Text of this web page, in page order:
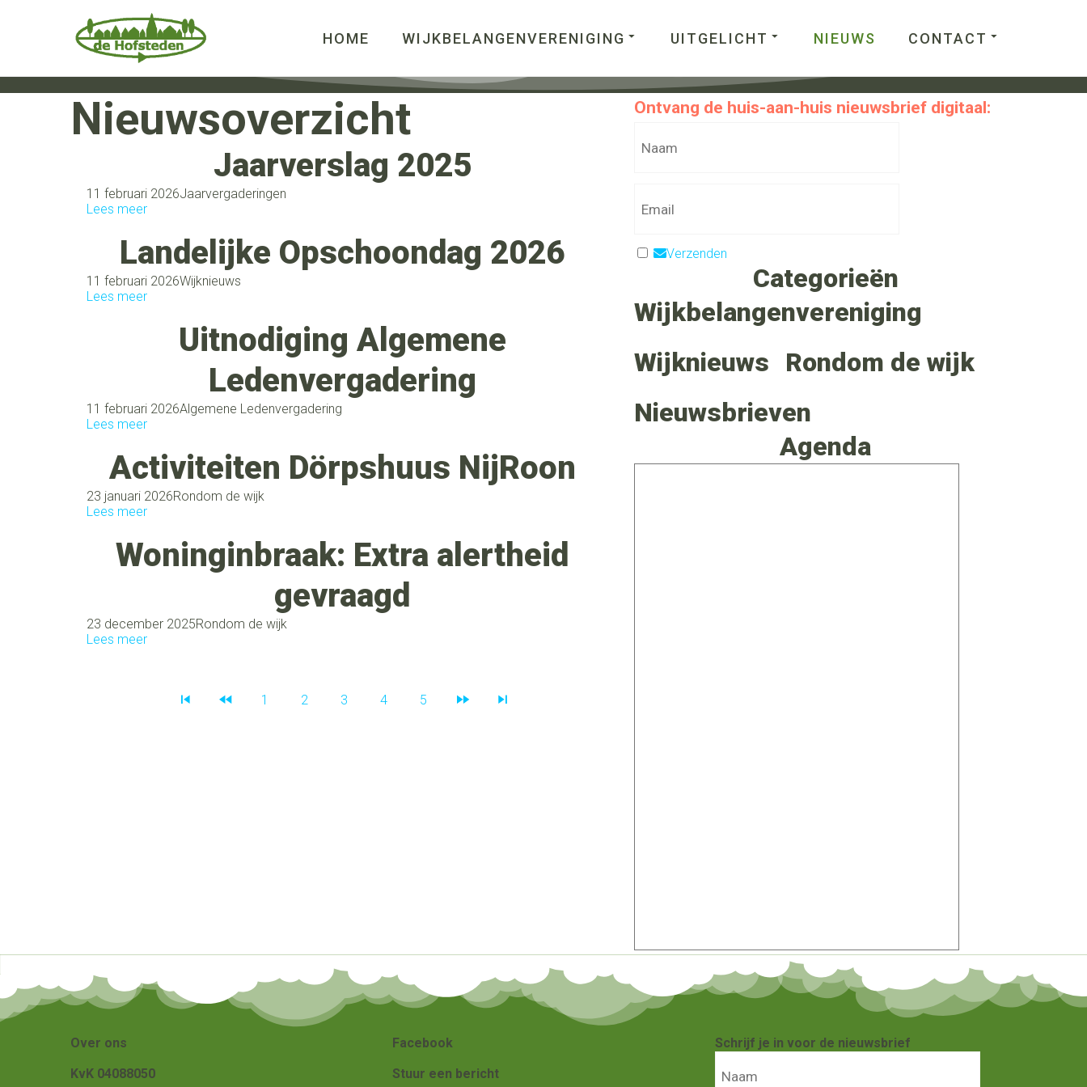
HOME WIJKBELANGENVERENIGING UITGELICHT NIEUWS CONTACT
Nieuwsoverzicht
Jaarverslag 2025
11 februari 2026Jaarvergaderingen
Lees meer
Landelijke Opschoondag 2026
11 februari 2026Wijknieuws
Lees meer
Uitnodiging Algemene
Ledenvergadering
11 februari 2026Algemene Ledenvergadering
Lees meer
Activiteiten Dörpshuus NijRoon
23 januari 2026Rondom de wijk
Lees meer
Woninginbraak: Extra alertheid
gevraagd
23 december 2025Rondom de wijk
Lees meer
1 2 3 4 5
Ontvang de huis-aan-huis nieuwsbrief digitaal:
Verzenden
Categorieën
Wijkbelangenvereniging
Wijknieuws
Rondom de wijk
Nieuwsbrieven
Agenda
Over ons
KvK 04088050
Facebook
Stuur een bericht
Schrijf je in voor de nieuwsbrief